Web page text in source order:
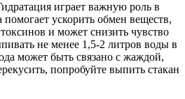
играет важную роль в
ускорить обмен веществ,
и может снизить чувство
не менее 1,5-2 литров воды в
может быть связано с жаждой,
попробуйте выпить стакан